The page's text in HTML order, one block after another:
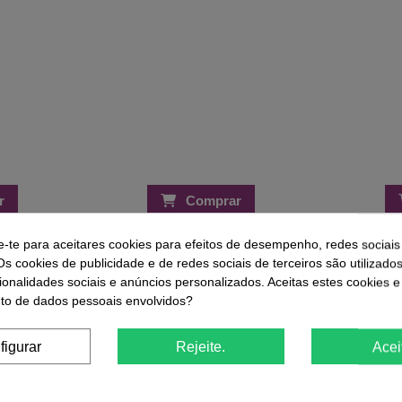
Comprar
Compraram Este Produto Também
300ml
-29% -3,50 €
te para aceitares cookies para efeitos de desempenho, redes sociais
cookies de publicidade e de redes sociais de terceiros são
sociais e anúncios personalizados. Aceitas estes cookies
de dados pessoais envolvidos?
Rejeite.